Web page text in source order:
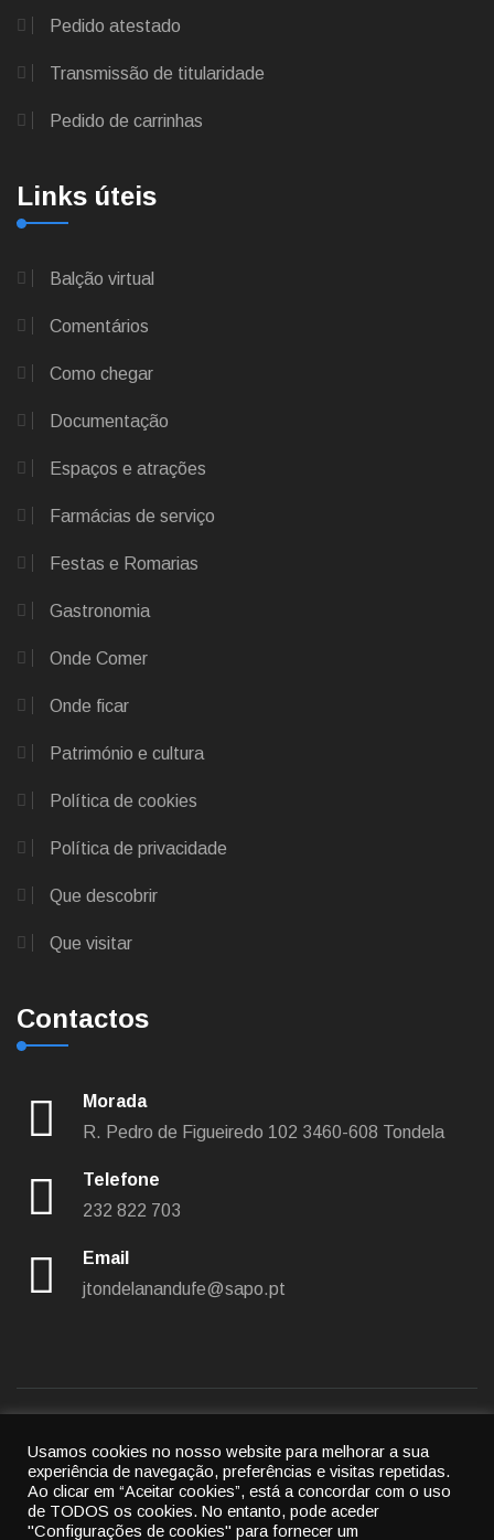
Pedido atestado
Transmissão de titularidade
Pedido de carrinhas
Links úteis
Balção virtual
Comentários
Como chegar
Documentação
Espaços e atrações
Farmácias de serviço
Festas e Romarias
Gastronomia
Onde Comer
Onde ficar
Património e cultura
Política de cookies
Política de privacidade
Que descobrir
Que visitar
Contactos
Morada
R. Pedro de Figueiredo 102 3460-608 Tondela
Telefone
232 822 703
Email
jtondelanandufe@sapo.pt
Política de privacidade|Política de cookies
© 2022 União das freguesias de Tondela e Nandufe
All rights reserved.
Usamos cookies no nosso website para melhorar a sua
experiência de navegação, preferências e visitas repetidas.
Ao clicar em “Aceitar cookies”, está a concordar com o uso
de TODOS os cookies. No entanto, pode aceder
"Configurações de cookies" para fornecer um